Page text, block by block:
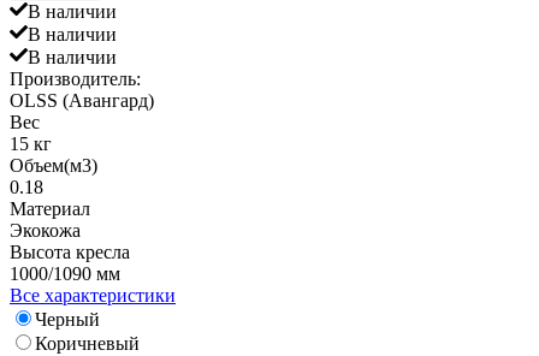
В наличии
В наличии
В наличии
Производитель:
OLSS (Авангард)
Вес
15 кг
Объем(м3)
0.18
Материал
Экокожа
Высота кресла
1000/1090 мм
Все характеристики
Черный
Коричневый